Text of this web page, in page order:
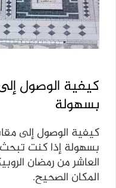
كيفية الوصول
بسهولة
كيفية الوصول إلى
بسهولة إذا كنت
العاشر من رمضان
المكان الصحيح.